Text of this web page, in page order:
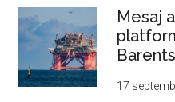
cu
tărie
că
producţia
Mesaj
Barents
17